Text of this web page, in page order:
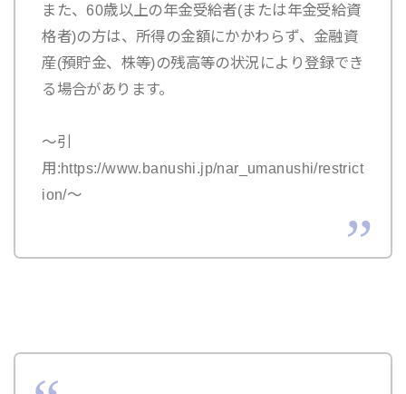
また、60歳以上の年金受給者(または年金受給資
格者)の方は、所得の金額にかかわらず、金融資
産(預貯金、株等)の残高等の状況により登録でき
る場合があります。
～引
用:https://www.banushi.jp/nar_umanushi/restrict
ion/～